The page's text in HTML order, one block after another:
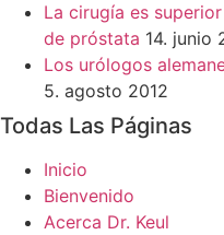
La cirugía es
de próstata 14. junio
Los urólogos
5. agosto 2012
Todas Las Páginas
Inicio
Bienvenido
Acerca Dr. Keul